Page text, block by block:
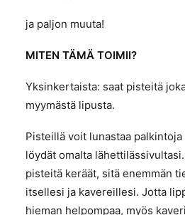
ja paljon muuta!
MITEN TÄMÄ TOIMII?
Yksinkertaista: saat pisteitä
myymästä lipusta.
Pisteillä voit lunastaa palkintoja
löydät omalta
pisteitä keräät, sitä enemmän
itsellesi ja kavereillesi. Jotta
hieman helpompaa, myös